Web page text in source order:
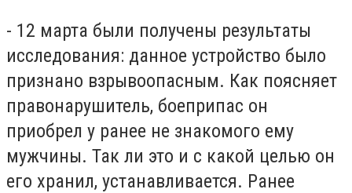
- 12 марта были получены результаты
исследования: данное устройство было
признано взрывоопасным. Как поясняет
правонарушитель, боеприпас он
приобрел у ранее не знакомого ему
мужчины. Так ли это и с какой целью он
его хранил, устанавливается. Ранее